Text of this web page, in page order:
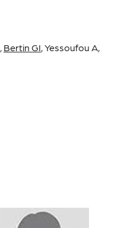
, Bertin GI, Yessoufou A,